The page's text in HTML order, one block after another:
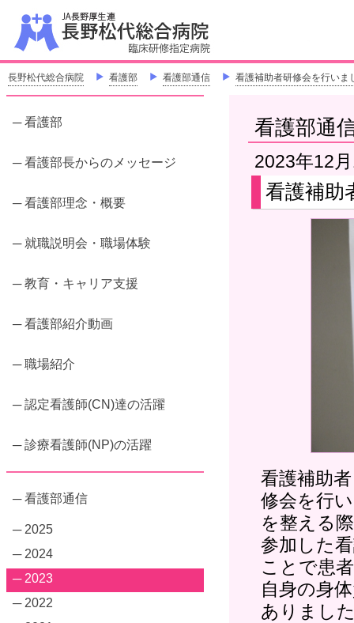
「
長野松代総合病院 ＞
看護部 ＞
看護部通信 ＞
看護補助者研修会を行いま
看護部通
2023年12
看護補助
看護補助
修会を行
を整える
参加した
ことで患
自身の身
ありまし
─ 看護部
─ 看護部長からのメッセージ
─ 看護部理念・概要
─ 就職説明会・職場体験
─ 教育・キャリア支援
─ 看護部紹介動画
─ 職場紹介
─ 認定看護師(CN)達の活躍
─ 診療看護師(NP)の活躍
─ 看護部通信
─ 2025
─ 2024
─ 2023
─ 2022